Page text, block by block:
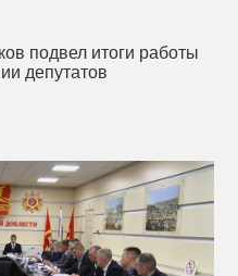
подвел итоги работы
депутатов